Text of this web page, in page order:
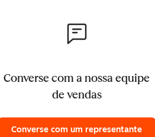
Converse com a nossa equipe
de vendas
Converse com um representante